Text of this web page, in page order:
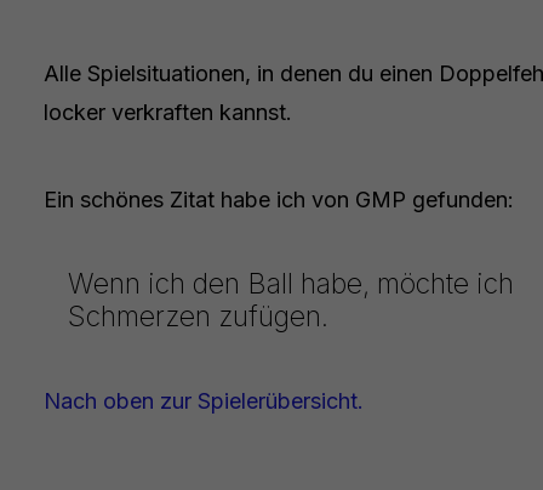
Alle Spielsituationen, in denen du einen
locker verkraften kannst.
Ein schönes Zitat habe ich von GMP gefunden:
Wenn ich den Ball habe, möchte ich
Schmerzen zufügen.
Nach oben zur Spielerübersicht.